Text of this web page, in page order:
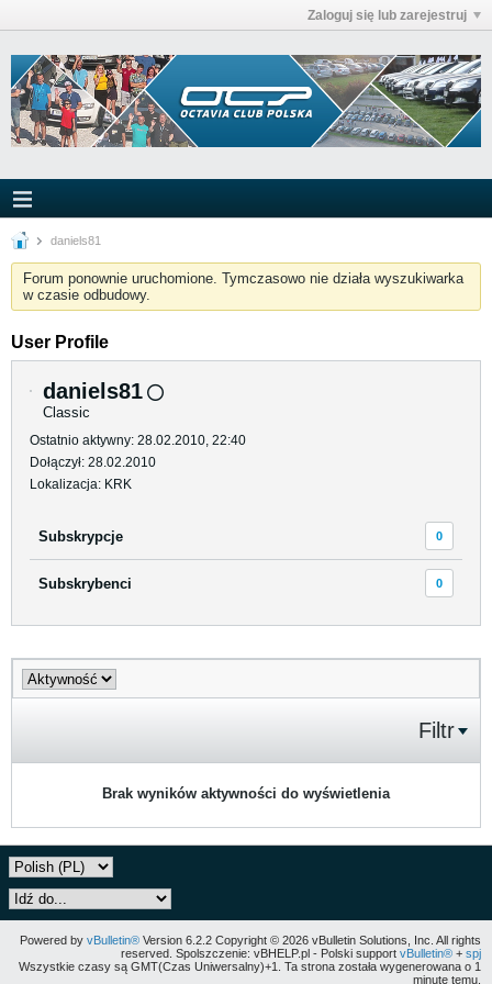
Zaloguj się lub zarejestruj
daniels81
Forum ponownie uruchomione. Tymczasowo nie działa wyszukiwarka
w czasie odbudowy.
User Profile
daniels81
Classic
Ostatnio aktywny: 28.02.2010, 22:40
Dołączył: 28.02.2010
Lokalizacja: KRK
Subskrypcje 0
Subskrybenci 0
Filtr
Brak wyników aktywności do wyświetlenia
Powered by vBulletin® Version 6.2.2 Copyright © 2026 vBulletin Solutions, Inc. All rights
reserved. Spolszczenie: vBHELP.pl - Polski support vBulletin® + spj
Wszystkie czasy są GMT(Czas Uniwersalny)+1. Ta strona została wygenerowana o 1
minutę temu.